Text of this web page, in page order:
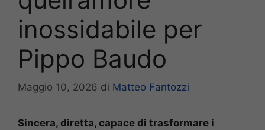
inossidabile per
Pippo Baudo
Maggio 10, 2026 di Matteo Fantozzi
Sincera, diretta, capace di trasformare i